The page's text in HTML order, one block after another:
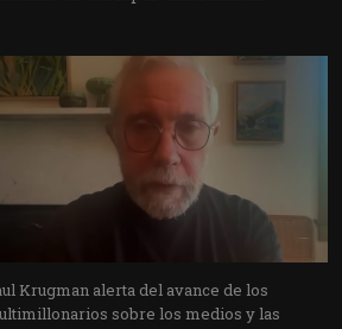
Krugman alerta del avance de los
sobre los medios y las